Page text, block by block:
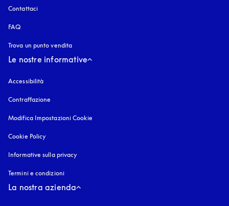
Contattaci
FAQ
Trova un punto vendita
Le nostre informative
Accessibilità
Contraffazione
Modifica Impostazioni Cookie
Cookie Policy
Informative sulla privacy
Termini e condizioni
La nostra azienda